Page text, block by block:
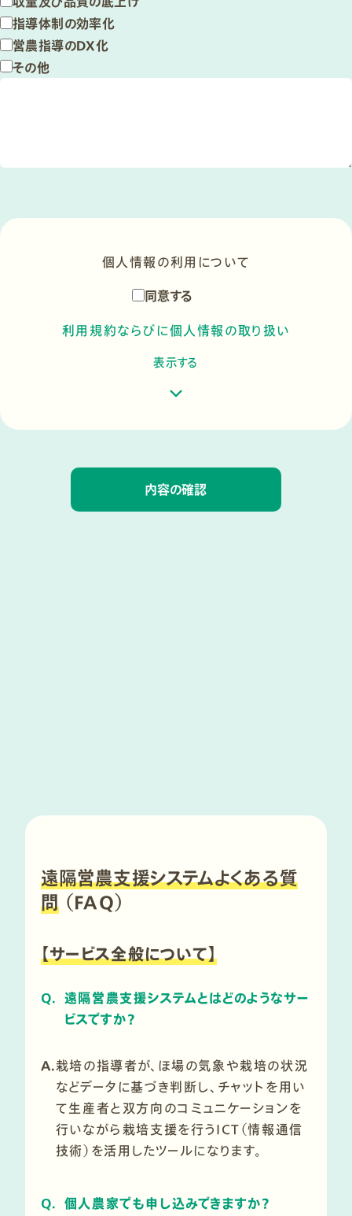
指導体制の効率化
営農指導のＤＸ化
その他
個人情報の利用について
同意する
利用規約ならびに個人情報の取り扱い
表示する
内容の確認
遠隔営農支援システムよくある質
問 （FAQ）
【サービス全般について】
Q. 遠隔営農支援システムとはどのようなサー
ビスですか？
A.栽培の指導者が、ほ場の気象や栽培の状況
などデータに基づき判断し、チャットを用い
て生産者と双方向のコミュニケーションを
行いながら栽培支援を行うICT（情報通信
技術）を活用したツールになります。
Q. 個人農家でも申し込みできますか？